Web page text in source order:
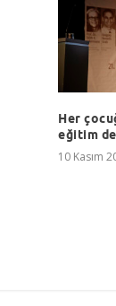
Her
eğitim
10 Kasım